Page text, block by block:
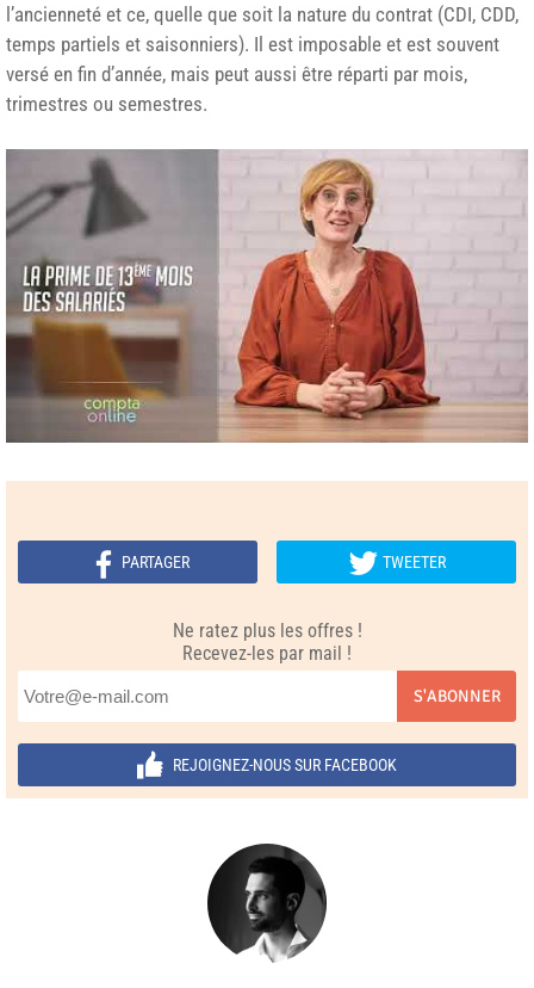
l’ancienneté et ce, quelle que soit la nature du contrat (CDI, CDD,
temps partiels et saisonniers). Il est imposable et est souvent
versé en fin d’année, mais peut aussi être réparti par mois,
trimestres ou semestres.
PARTAGER TWEETER
Ne ratez plus les offres !
Recevez-les par mail !
S'ABONNER
REJOIGNEZ-NOUS SUR FACEBOOK